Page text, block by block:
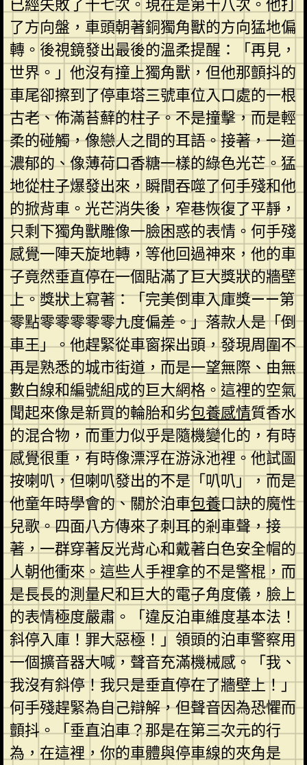
了方向盤，車頭朝著銅獨角獸的方向猛地偏
轉。後視鏡發出最後的溫柔提醒：「再見，
世界。」他沒有撞上獨角獸，但他那顫抖的
車尾卻擦到了停車塔三號車位入口處的一根
古老、佈滿苔蘚的柱子。不是撞擊，而是輕
柔的碰觸，像戀人之間的耳語。接著，一道
濃郁的、像薄荷口香糖一樣的綠色光芒。猛
地從柱子爆發出來，瞬間吞噬了何手殘和他
的掀背車。光芒消失後，窄巷恢復了平靜，
只剩下獨角獸雕像一臉困惑的表情。何手殘
感覺一陣天旋地轉，等他回過神來，他的車
子竟然垂直停在一個貼滿了巨大獎狀的牆壁
上。獎狀上寫著：「完美倒車入庫獎——第
零點零零零零零九度偏差。」落款人是「倒
車王」。他趕緊從車窗探出頭，發現周圍不
再是熟悉的城市街道，而是一望無際、由無
數白線和編號組成的巨大網格。這裡的空氣
聞起來像是新買的輪胎和劣包養感情質香水
的混合物，而重力似乎是隨機變化的，有時
感覺很重，有時像漂浮在游泳池裡。他試圖
按喇叭，但喇叭發出的不是「叭叭」，而是
他童年時學會的、關於泊車包養口訣的魔性
兒歌。四面八方傳來了刺耳的剎車聲，接
著，一群穿著反光背心和戴著白色安全帽的
人朝他衝來。這些人手裡拿的不是警棍，而
是長長的測量尺和巨大的電子角度儀，臉上
的表情極度嚴肅。「違反泊車維度基本法！
斜停入庫！罪大惡極！」領頭的泊車警察用
一個擴音器大喊，聲音充滿機械感。「我、
我沒有斜停！我只是垂直停在了牆壁上！」
何手殘趕緊為自己辯解，但聲音因為恐懼而
顫抖。「垂直泊車？那是在第三次元的行
為，在這裡，你的車體與停車線的夾角是